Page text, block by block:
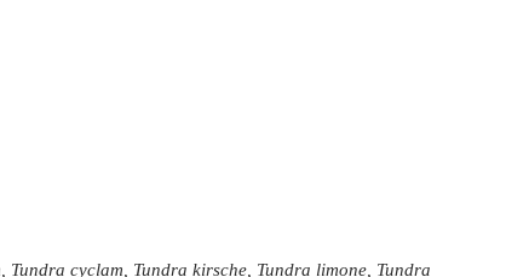
cyclam, Tundra kirsche, Tundra limone, Tundra